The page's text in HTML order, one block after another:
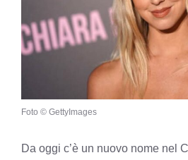
Foto © GettyImages
Da oggi c’è un nuovo nome nel